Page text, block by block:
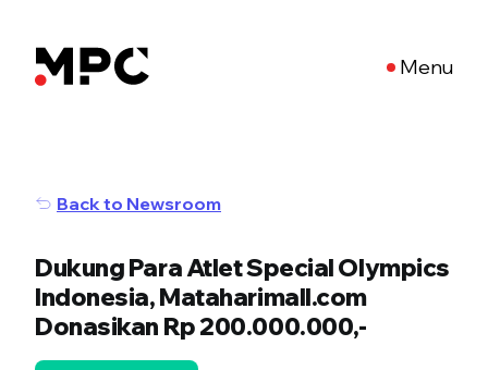
Menu
Back to Newsroom
Dukung Para Atlet Special Olympics
Indonesia, Mataharimall.com
Donasikan Rp 200.000.000,-